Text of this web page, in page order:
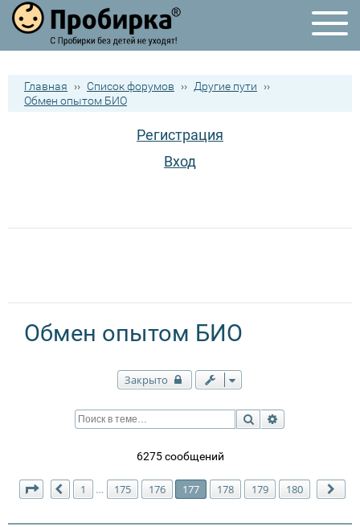
Главная ›› Список форумов ›› Другие пути
››
Обмен опытом БИО
Регистрация
Вход
Обмен опытом БИО
Закрыто
Поиск
6275 сообщений
Страница 177 из180
Пред.
1 … 175 176 177 178 179 180